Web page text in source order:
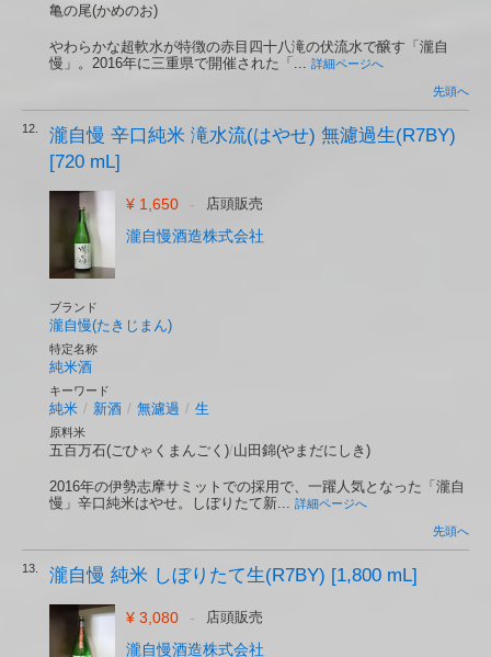
亀の尾(かめのお)
やわらかな超軟水が特徴の赤目四十八滝の伏流水で醸す「瀧自
慢」。2016年に三重県で開催された「... 詳細ページへ
先頭へ
12.
瀧自慢 辛口純米 滝水流(はやせ) 無濾過生(R7BY)
[720 mL]
¥ 1,650 - 店頭販売
瀧自慢酒造株式会社
ブランド
瀧自慢(たきじまん)
特定名称
純米酒
キーワード
純米 / 新酒 / 無濾過 / 生
原料米
五百万石(ごひゃくまんごく)/山田錦(やまだにしき)
2016年の伊勢志摩サミットでの採用で、一躍人気となった「瀧自
慢」辛口純米はやせ。しぼりたて新... 詳細ページへ
先頭へ
13. 瀧自慢 純米 しぼりたて生(R7BY) [1,800 mL]
¥ 3,080 - 店頭販売
瀧自慢酒造株式会社